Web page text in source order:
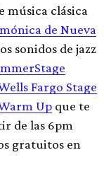
música clásica
de Nueva
sonidos de jazz
Fargo Stage
Up que te
de las 6pm
gratuitos en